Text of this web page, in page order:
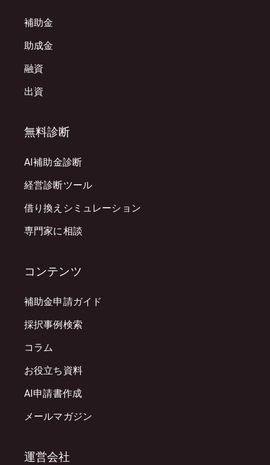
補助金
助成金
融資
出資
無料診断
AI補助金診断
経営診断ツール
借り換えシミュレーション
専門家に相談
コンテンツ
補助金申請ガイド
採択事例検索
コラム
お役立ち資料
AI申請書作成
メールマガジン
運営会社